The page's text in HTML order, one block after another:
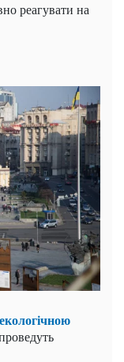
реагувати на
екологічною